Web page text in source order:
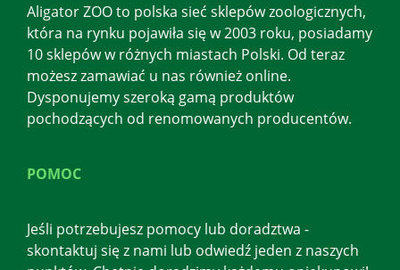
Aligator ZOO to polska sieć sklepów zoologicznych,
która na rynku pojawiła się w 2003 roku, posiadamy
10 sklepów w różnych miastach Polski. Od teraz
możesz zamawiać u nas również online.
Dysponujemy szeroką gamą produktów
pochodzących od renomowanych producentów.
POMOC
Jeśli potrzebujesz pomocy lub doradztwa -
skontaktuj się z nami lub odwiedź jeden z naszych